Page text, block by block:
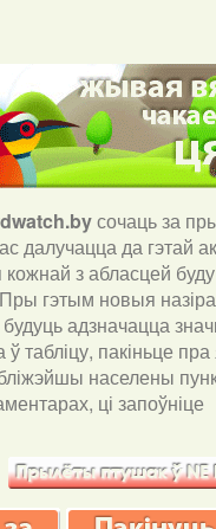
.byсочаць за
далучацца да гэтай
з абласцей
гэтым новыя
адзначацца
табліцу, пакіньце пра
населены
ці запоўніце